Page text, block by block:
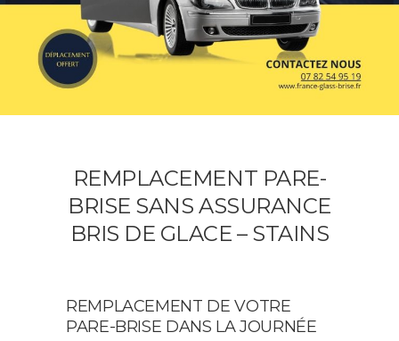
REMPLACEMENT PARE-
BRISE SANS ASSURANCE
BRIS DE GLACE – STAINS
REMPLACEMENT DE VOTRE
PARE-BRISE DANS LA JOURNÉE